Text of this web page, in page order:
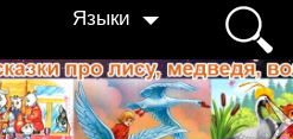
Языки